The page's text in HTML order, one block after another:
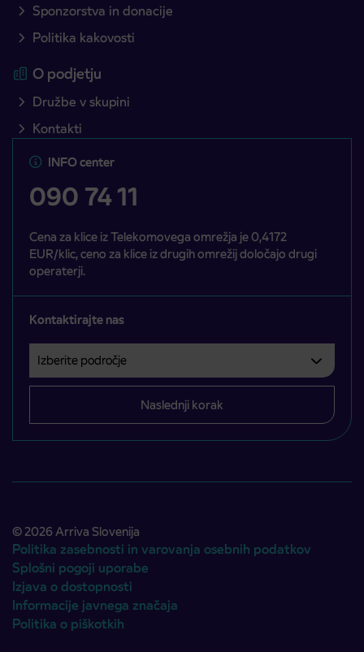
Sponzorstva in donacije
Politika kakovosti
O podjetju
Družbe v skupini
Kontakti
INFO center
090 74 11
Cena za klice iz Telekomovega omrežja je 0,4172
EUR/klic, ceno za klice iz drugih omrežij določajo drugi
operaterji.
Kontaktirajte nas
Izberite področje
Področje je obvezno izbrati.
Naslednji korak
© 2026 Arriva Slovenija
Politika zasebnosti in varovanja osebnih podatkov
Splošni pogoji uporabe
Izjava o dostopnosti
Informacije javnega značaja
Politika o piškotkih